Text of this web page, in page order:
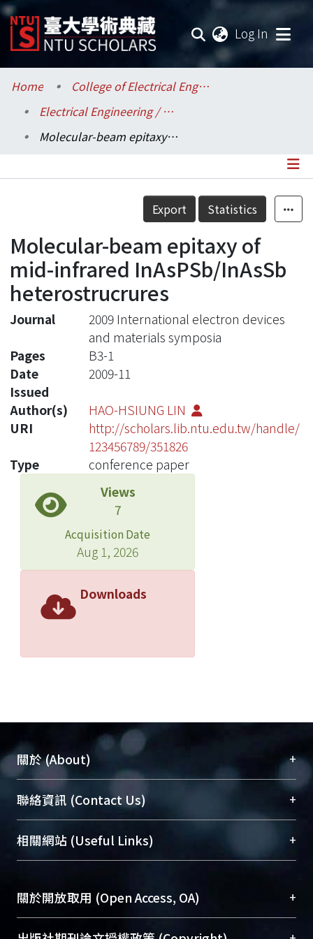
Log In
Communities & Collections
Research Outputs
Statistics
Home
College of Electrical Engineering and Computer Science / 電機資訊學院
Electrical Engineering / 電機工程學系
Molecular-beam epitaxy of mid-infrared InAsPSb/InAsSb heterostrucrures
Details
Export Statistics
Molecular-beam epitaxy of
mid-infrared InAsPSb/InAsSb
heterostrucrures
Journal
2009 International electron devices
and materials symposia
Pages
B3-1
Date
Issued
2009-11
Author(s)
HAO-HSIUNG LIN
URI
http://scholars.lib.ntu.edu.tw/handle/
123456789/351826
Type
conference paper
Views
7
Acquisition Date
Aug 1, 2026
Downloads
關於 (About) +
臺大位居世界頂尖大學之列，為永久珍藏及向國際
展現本校豐碩的研究成果及學術能量，圖書館整合
機構典藏（NTUR）與學術庫（AH）不同功能平
台，成為臺大學術典藏NTU scholars。期能整合研
成果。
To permanently archive and promote researcher
聯絡資訊 (Contact Us) +
總館學科館員(Main Library)
醫學圖書館學科館員(Medical Library)
Sciences Library)
相關網站 (Useful Links) +
關於開放取用 (Open Access, OA) +